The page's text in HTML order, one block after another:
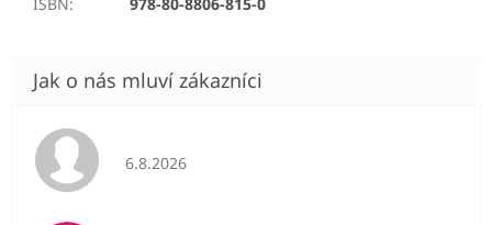
Hodnocení obchodu je 5 z 5 hvězdiček.
6.8.2026